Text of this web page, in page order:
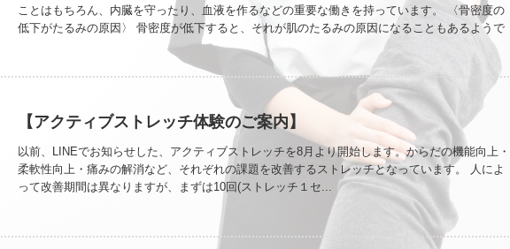
ことはもちろん、内臓を守ったり、血液を作るなどの重要な働きを持っています。 〈骨密度の
低下がたるみの原因〉 骨密度が低下すると、それが肌のたるみの原因になることもあるようで
す。 骨を作るカルシウムやカルシウムの定着を促すビタミンDを意識して摂るようにしていき
ましょう。 〈女性の割合が多い骨粗鬆症〉 女性は女性ホルモンの関係で、年齢を重ねるにつれ
て骨密度が低下しやすいと言われています。 だいたい20歳ごろをピークにして徐々に減少して
いき、閉経を迎える50歳前後から急激に減少するとか。 気づいたときから食事や、骨に刺激の
加わるようなウォーキング、ランニングなどをコツコツ続けていくとGoodです。 〈爪の役割〉
指先は末端まで骨はなく、その代わりに爪があります。爪があるおかげで物をつまんだり、細
かい作業ができています。爪は人知れず重要な役割を果たしているのです。
【アクティブストレッチ体験のご案内】
以前、LINEでお知らせした、アクティブストレッチを8月より開始します。からだの機能向上・
柔軟性向上・痛みの解消など、それぞれの課題を改善するストレッチとなっています。 人によ
って改善期間は異なりますが、まずは10回(ストレッチ１セ...